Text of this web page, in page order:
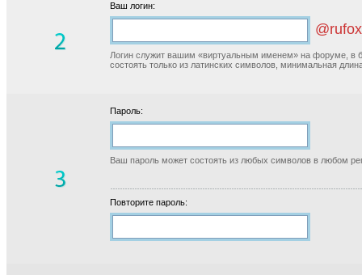
Ваш логин:
Логин служит вашим «виртуальным именем» на форуме, в
состоять только из латинских символов, минимальная
Пароль:
Ваш пароль может состоять из любых символов в любом
Повторите пароль: